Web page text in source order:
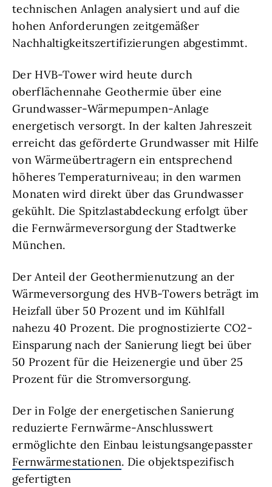
technischen Anlagen analysiert und auf die
hohen Anforderungen zeitgemäßer
Nachhaltigkeitszertifizierungen abgestimmt.
Der HVB-Tower wird heute durch
oberflächennahe Geothermie über eine
Grundwasser-Wärmepumpen-Anlage
energetisch versorgt. In der kalten Jahreszeit
erreicht das geförderte Grundwasser mit Hilfe
von Wärmeübertragern ein entsprechend
höheres Temperaturniveau; in den warmen
Monaten wird direkt über das Grundwasser
gekühlt. Die Spitzlastabdeckung erfolgt über
die Fernwärmeversorgung der Stadtwerke
München.
Der Anteil der Geothermienutzung an der
Wärmeversorgung des HVB-Towers beträgt im
Heizfall über 50 Prozent und im Kühlfall
nahezu 40 Prozent. Die prognostizierte CO2-
Einsparung nach der Sanierung liegt bei über
50 Prozent für die Heizenergie und über 25
Prozent für die Stromversorgung.
Der in Folge der energetischen Sanierung
reduzierte Fernwärme-Anschlusswert
ermöglichte den Einbau leistungsangepasster
Fernwärmestationen. Die objektspezifisch
gefertigten